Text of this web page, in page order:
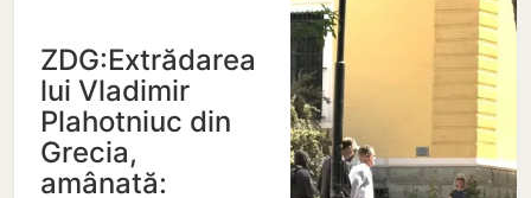
ZDG:Extrădarea
lui Vladimir
Plahotniuc din
Grecia,
amânată: